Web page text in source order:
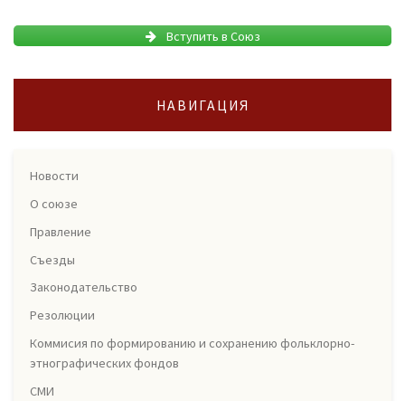
Вступить в Союз
НАВИГАЦИЯ
Новости
О союзе
Правление
Съезды
Законодательство
Резолюции
Коммисия по формированию и сохранению фольклорно-
этнографических фондов
СМИ